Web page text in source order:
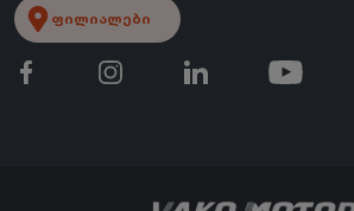
ფილიალები